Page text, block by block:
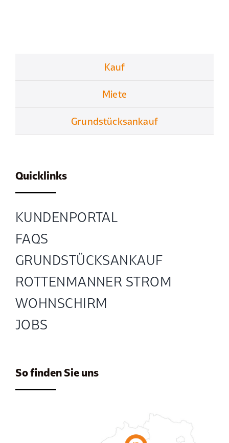
Kauf
Miete
Grundstücksankauf
Quicklinks
KUNDENPORTAL
FAQS
GRUND­STÜCKS­ANKAUF
ROTTENMANNER STROM
WOHNSCHIRM
JOBS
So finden Sie uns